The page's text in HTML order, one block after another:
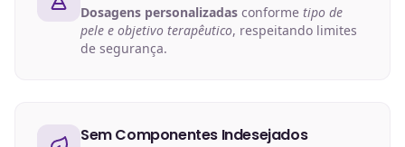
Dosagens personalizadas conforme tipo de
pele e objetivo terapêutico, respeitando limites
de segurança.
Sem Componentes Indesejados